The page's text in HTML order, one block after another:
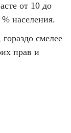
от 10 до
населения.
смелее
прав и